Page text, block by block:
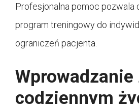
Profesjonalna pomoc pozwala
program treningowy do
ograniczeń pacjenta.
codziennym